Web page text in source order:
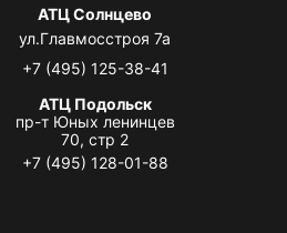
АТЦ Солнцево
ул.Главмосстроя 7а
+7 (495) 125-38-41
АТЦ Подольск
пр-т Юных ленинцев
70, стр 2
+7 (495) 128-01-88